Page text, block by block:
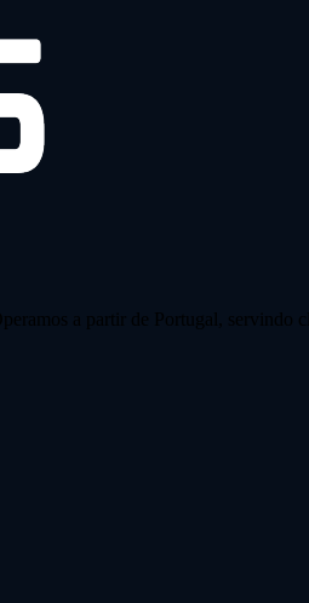
a partir de Portugal, servindo